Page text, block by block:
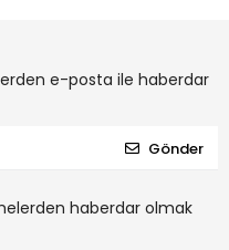
e-posta ile haberdar
Gönder
haberdar olmak